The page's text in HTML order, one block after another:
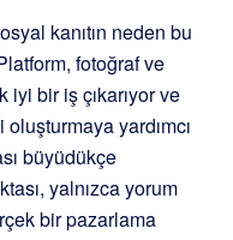
kanıtın neden bu
fotoğraf ve
bir iş çıkarıyor ve
yardımcı
büyüdükçe
yalnızca yorum
bir pazarlama